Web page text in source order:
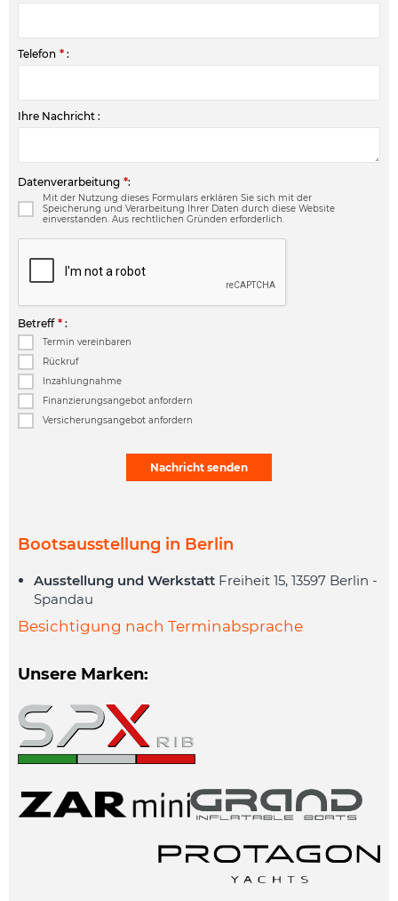
Telefon * :
Ihre Nachricht :
Datenverarbeitung *:
Mit der Nutzung dieses Formulars erklären Sie sich mit der
Speicherung und Verarbeitung Ihrer Daten durch diese Website
einverstanden. Aus rechtlichen Gründen erforderlich.
Betreff * :
Termin vereinbaren
Rückruf
Inzahlungnahme
Finanzierungsangebot anfordern
Versicherungsangebot anfordern
Bootsausstellung in Berlin
Ausstellung und Werkstatt Freiheit 15, 13597 Berlin -
Spandau
Besichtigung nach Terminabsprache
Unsere Marken: